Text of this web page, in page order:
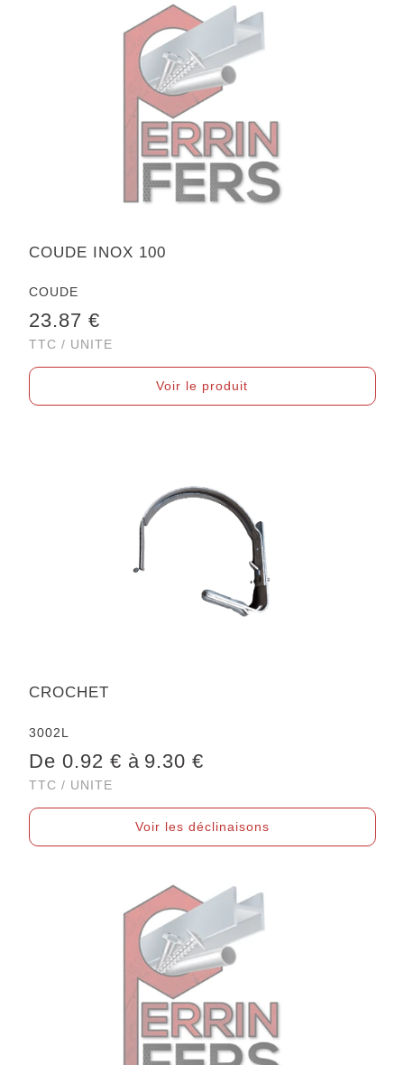
COUDE INOX 100
COUDE
23.87 €
TTC / UNITE
Voir le produit
CROCHET
3002L
De 0.92 € à 9.30 €
TTC / UNITE
Voir les déclinaisons